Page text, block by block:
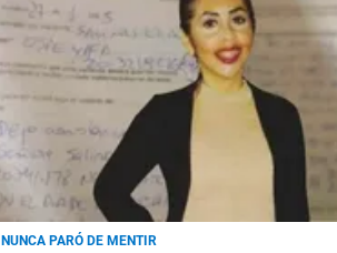
NUNCA PARÓ DE MENTIR